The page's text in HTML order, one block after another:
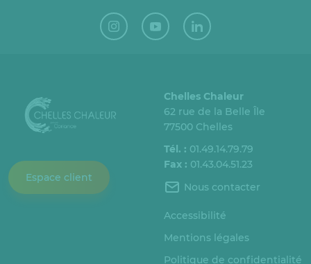
Espace client
Chelles Chaleur
62 rue de la Belle Île
77500 Chelles
Tél. : 01.49.14.79.79
Fax : 01.43.04.51.23
Nous contacter
Accessibilité
Mentions légales
Politique de confidentialité